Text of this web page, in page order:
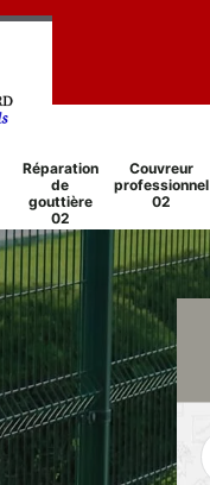
Réparation
de
gouttière
02
Couvreur
professionnel
02
Réparation
cheminée 02